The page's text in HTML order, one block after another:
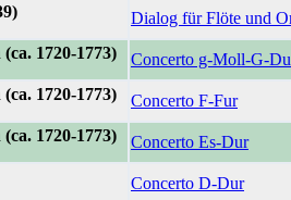
Dialog für Flöte und
1720-1773)
Concerto g-Moll-G-
1720-1773)
Concerto F-Fur
1720-1773)
Concerto Es-Dur
Concerto D-Dur